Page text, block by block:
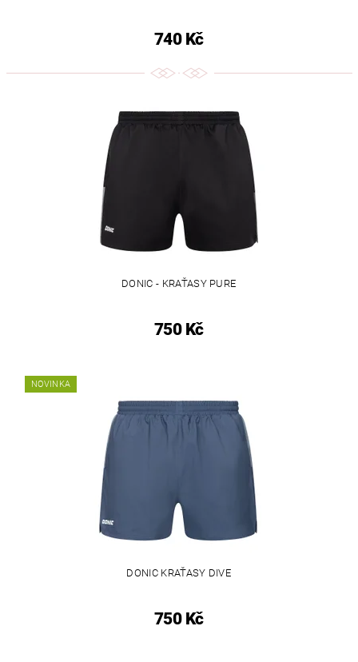
740 Kč
DONIC - KRAŤASY PURE
750 Kč
NOVINKA
DONIC KRAŤASY DIVE
750 Kč